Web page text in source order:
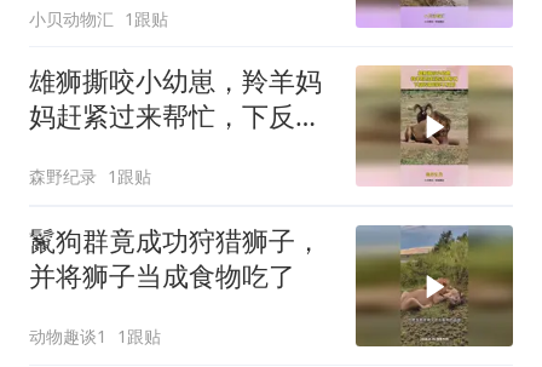
小贝动物汇 1跟贴
雄狮撕咬小幼崽，羚羊妈
妈赶紧过来帮忙，下反转
森野纪录 1跟贴
鬣狗群竟成功狩猎狮子，
并将狮子当成食物吃了
动物趣谈1 1跟贴